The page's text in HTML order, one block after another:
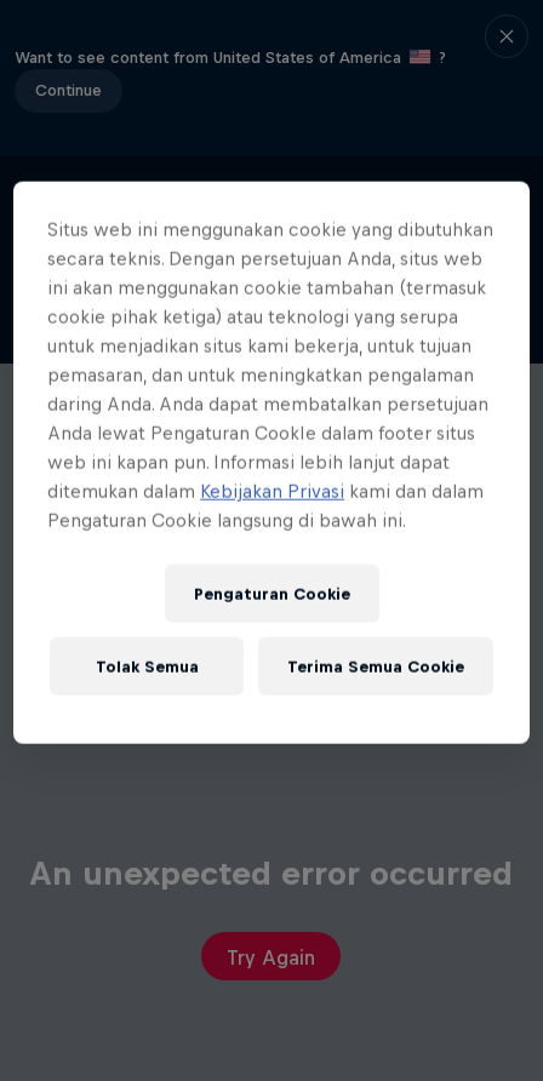
Want to see content from United States of America
?
Continue
An unexpected error occurred
Try Again
Situs web ini menggunakan cookie yang dibutuhkan
secara teknis. Dengan persetujuan Anda, situs web
ini akan menggunakan cookie tambahan (termasuk
cookie pihak ketiga) atau teknologi yang serupa
untuk menjadikan situs kami bekerja, untuk tujuan
pemasaran, dan untuk meningkatkan pengalaman
daring Anda. Anda dapat membatalkan persetujuan
Anda lewat Pengaturan CookIe dalam footer situs
web ini kapan pun. Informasi lebih lanjut dapat
ditemukan dalam Kebijakan Privasi kami dan dalam
Pengaturan Cookie langsung di bawah ini.
Pengaturan Cookie
Tolak Semua Terima Semua Cookie